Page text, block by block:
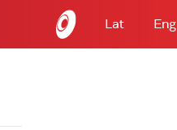
Lat Eng